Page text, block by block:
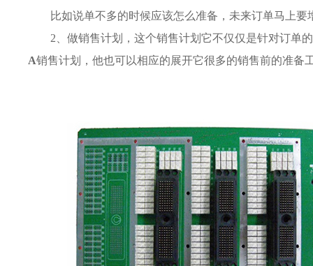
比如说单不多的时候应该怎么准备，未来订单马上
2、做销售计划，这个销售计划它不仅仅是针对订单
A销售计划，他也可以相应的展开它很多的销售前的准备